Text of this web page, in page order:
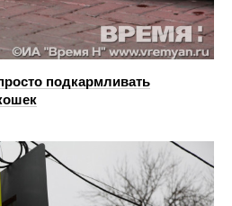
подкармливать